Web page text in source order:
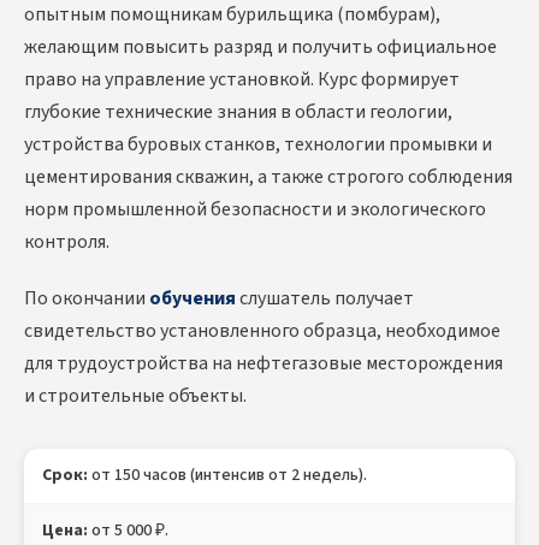
опытным помощникам бурильщика (помбурам),
желающим повысить разряд и получить официальное
право на управление установкой. Курс формирует
глубокие технические знания в области геологии,
устройства буровых станков, технологии промывки и
цементирования скважин, а также строгого соблюдения
норм промышленной безопасности и экологического
контроля.
По окончании обученияслушатель получает
свидетельство установленного образца, необходимое
для трудоустройства на нефтегазовые месторождения
и строительные объекты.
Срок: от 150 часов (интенсив от 2 недель).
Цена: от 5 000 ₽.